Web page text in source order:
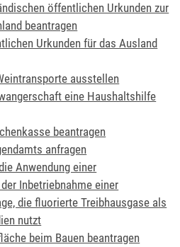
öffentlichen Urkunden zur
beantragen
Urkunden für das Ausland
ausstellen
eine Haushaltshilfe
beantragen
anfragen
Anwendung einer
Inbetriebnahme einer
die fluorierte Treibhausgase als
nutzt
beim Bauen beantragen